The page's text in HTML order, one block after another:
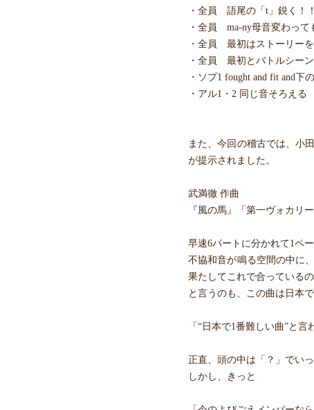
・全員 語尾の「t」鋭く！
・全員 ma-ny母音変わって
・全員 最初はストーリー
・全員 最初とバトルシー
・ソプ1 fought and fit and
・アル1・2 同じ音そろえる
また、今回の稽古では、小
が提示されました。
武満徹 作曲
『風の馬』「第一ヴォカリー
早速6パートに分かれて1ペ
不協和音が鳴る空間の中に
果たしてこれで合っている
と言うのも、この曲は日本
「“日本で1番難しい曲”と
正直、頭の中は「？」でいっ
しかし、きっと